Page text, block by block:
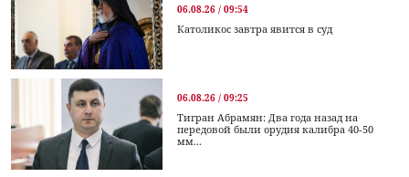
06.08.26 / 09:54
Католикос завтра явится в суд
06.08.26 / 09:25
Тигран Абрамян: Два года назад на
передовой были орудия калибра 40-50
мм...